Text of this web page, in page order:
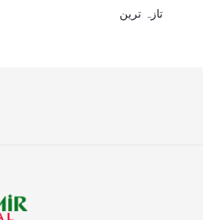
تازہ ترین